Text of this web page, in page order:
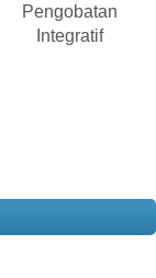
Pengobatan
Integratif